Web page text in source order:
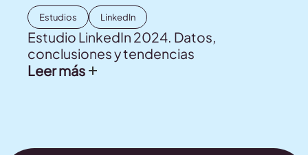
Estudios LinkedIn
Estudio LinkedIn 2024. Datos,
conclusiones y tendencias
Leer más